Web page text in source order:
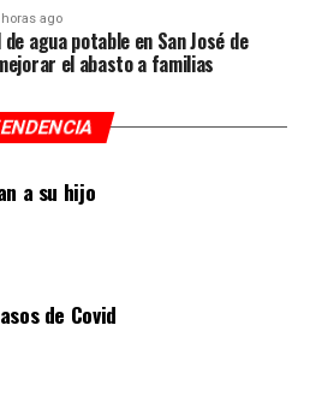
horas ago
agua potable en San José de
el abasto a familias
a su hijo
de Covid